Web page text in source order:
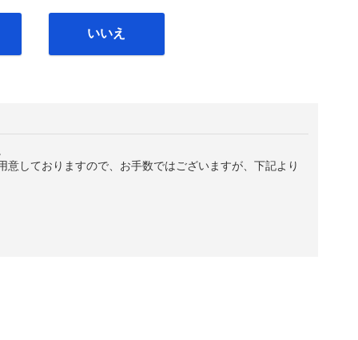
いいえ
しておりますので、お手数ではございますが、下記より